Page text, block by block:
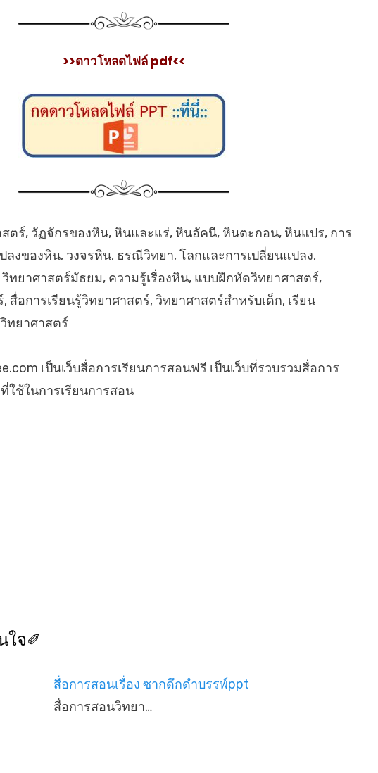
>>ดาวโหลดไฟล์ pdf<<
ตร์, วัฏจักรของหิน, หินและแร่, หินอัคนี, หินตะกอน, หินแปร, การ
ลงของหิน, วงจรหิน, ธรณีวิทยา, โลกและการเปลี่ยนแปลง,
ทยาศาสตร์มัธยม, ความรู้เรื่องหิน, แบบฝึกหัดวิทยาศาสตร์,
สื่อการเรียนรู้วิทยาศาสตร์, วิทยาศาสตร์สำหรับเด็ก, เรียน
ทยาศาสตร์
เป็นเว็บสื่อการเรียนการสอนฟรี เป็นเว็บที่รวบรวมสื่อการ
ใช้ในการเรียนการสอน
ใจ✐
สื่อการสอนเรื่อง ซากดึกดำบรรพ์ppt
สื่อการสอนวิทยา…